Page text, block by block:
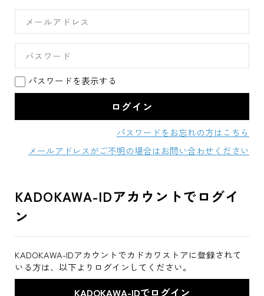
パスワードを表示する
パスワードをお忘れの方はこちら
メールアドレスがご不明の場合はお問い合わせください
KADOKAWA-IDアカウントでログイ
ン
KADOKAWA-IDアカウントでカドカワストアに登録されて
いる方は、以下よりログインしてください。